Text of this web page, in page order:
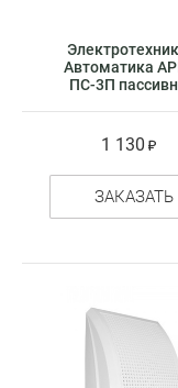
Автоматика
ПС-3П
1 130
ЗАКАЗАТЬ